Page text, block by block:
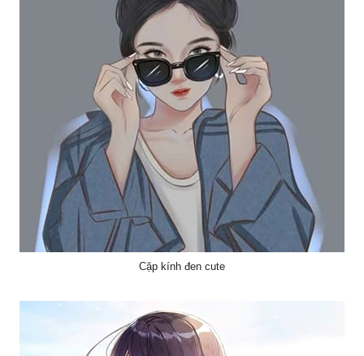
Cặp kính đen cute